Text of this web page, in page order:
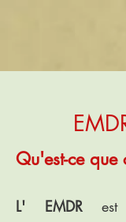
Qu'est-ce que
L' EMDRest